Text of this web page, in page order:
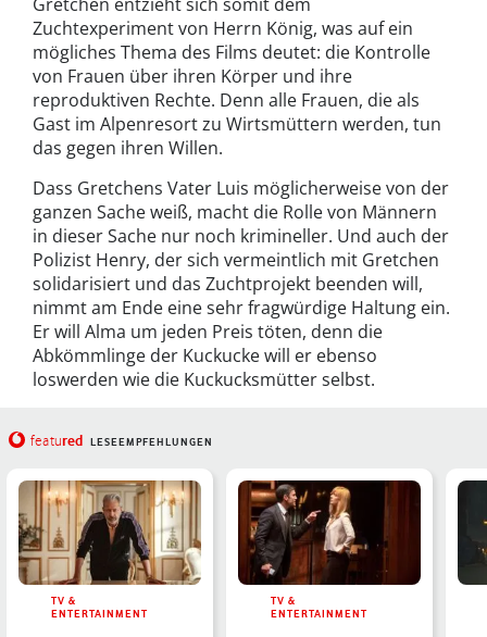
Gretchen entzieht sich somit dem
Zuchtexperiment von Herrn König, was auf ein
mögliches Thema des Films deutet: die Kontrolle
von Frauen über ihren Körper und ihre
reproduktiven Rechte. Denn alle Frauen, die als
Gast im Alpenresort zu Wirtsmüttern werden, tun
das gegen ihren Willen.
Dass Gretchens Vater Luis möglicherweise von der
ganzen Sache weiß, macht die Rolle von Männern
in dieser Sache nur noch krimineller. Und auch der
Polizist Henry, der sich vermeintlich mit Gretchen
solidarisiert und das Zuchtprojekt beenden will,
nimmt am Ende eine sehr fragwürdige Haltung ein.
Er will Alma um jeden Preis töten, denn die
Abkömmlinge der Kuckucke will er ebenso
loswerden wie die Kuckucksmütter selbst.
featured LESEEMPFEHLUNGEN
TV &
ENTERTAINMENT
TV &
ENTERTAINMENT